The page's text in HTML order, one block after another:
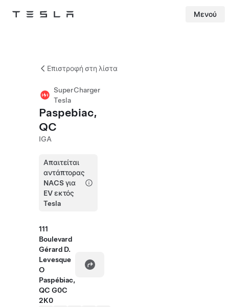
Tesla Μενού
Επιστροφή στη λίστα
SuperCharger
Tesla
Paspebiac,
QC
IGA
Απαιτείται
αντάπτορας
NACS για
EV εκτός
Tesla
111
Boulevard
Gérard D.
Levesque
O
Paspébiac,
QC G0C
2K0